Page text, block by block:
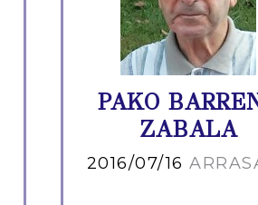
PAKO
ZABALA
2016/07/16